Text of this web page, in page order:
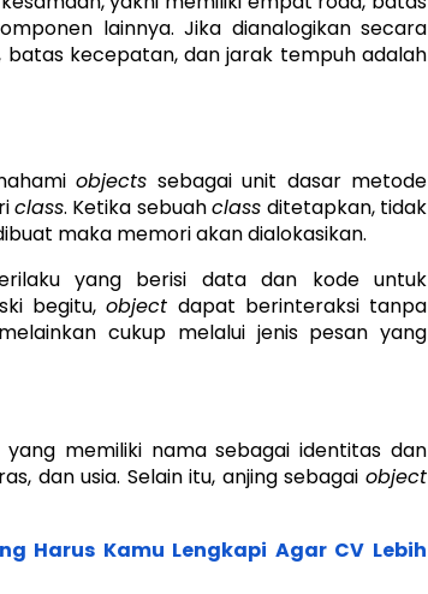
lainnya. Jika dianalogikan secara
batas kecepatan, dan jarak tempuh adalah
objects sebagai unit dasar metode
class. Ketika sebuahclass ditetapkan, tidak
maka memori akan dialokasikan.
yang berisi data dan kode untuk
begitu, object dapat berinteraksi tanpa
cukup melalui jenis pesan yang
memiliki nama sebagai identitas dan
dan usia. Selain itu, anjing sebagai object
Harus Kamu Lengkapi Agar CV Lebih